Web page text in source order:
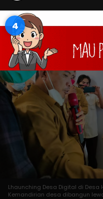
3
Lhaunching Desa Digital di
Kemandirian desa dibangun